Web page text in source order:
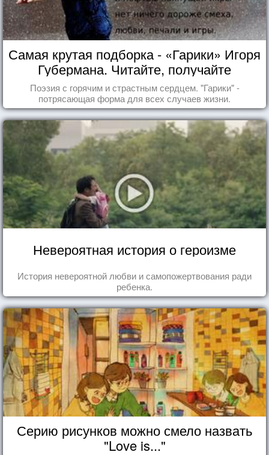
Самая крутая подборка - «Гарики» Игоря
Губермана. Читайте, получайте
удовольствие!
Поэзия с горячим и страстным сердцем. "Гарики" -
потрясающая форма для всех случаев жизни.
Невероятная история о героизме
История невероятной любви и самопожертвования ради
ребенка.
Серию рисунков можно смело назвать
"Love is..."